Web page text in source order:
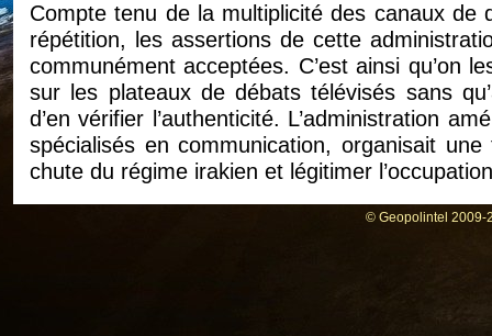
Compte tenu de la multiplicité des canaux
répétition, les assertions de cette
communément acceptées. C’est ainsi qu’on
sur les plateaux de débats télévisés sans
d’en vérifier l’authenticité. L’administration
spécialisés en communication, organisait
chute du régime irakien et légitimer
Les 7 destinées sacrifiées à cette guerre de
© Geopolintel 2009-